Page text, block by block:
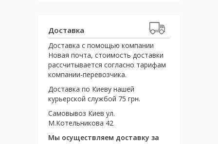
Доставка
Доставка с помощью компании
Новая почта, стоимость доставки
рассчитывается согласно тарифам
компании-перевозчика.
Доставка по Киеву нашей
курьерской службой 75 грн.
Самовывоз Киев ул.
М.Котельникова 42
Мы осуществляем доставку за